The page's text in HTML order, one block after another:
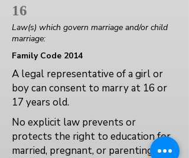
16
Law(s) which govern marriage and/or child
marriage:
Family Code 2014
A legal representative of a girl or
boy can consent to marry at 16 or
17 years old.
No explicit law prevents or
protects the right to education for
married, pregnant, or parenting girls.